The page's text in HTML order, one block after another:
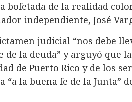
bofetada de la realidad
independiente, José
judicial “nos debe
la deuda” y arguyó que
de Puerto Rico y de los
“a la buena fe de la Junta”